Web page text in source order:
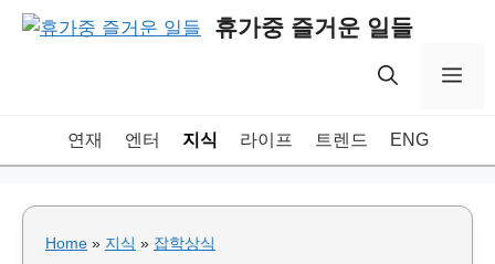
Skip
휴가중 즐거운 일들
연재 엔터 지식 라이프 트렌드 ENG
Home » 지식 » 잡학상식